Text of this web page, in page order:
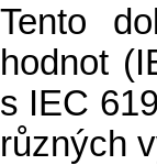
Tento
hodnot
s IEC
různých